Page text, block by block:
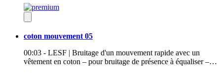
coton mouvement 05
00:03 - LESF | Bruitage d'un mouvement rapide avec un
vêtement en coton – pour bruitage de présence à équaliser –…